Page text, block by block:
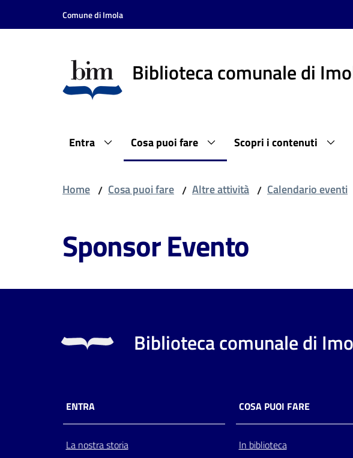
Vai al contenuto
Vai alla navigazione
Comune di Imola
Biblioteca comunale di
Entra Cosa puoi fare Scopri i contenuti
Home / Cosa puoi fare / Altre attività / Calendario eventi
Sponsor Evento
Biblioteca comunale di
ENTRA
La nostra storia
COSA PUOI FARE
In biblioteca